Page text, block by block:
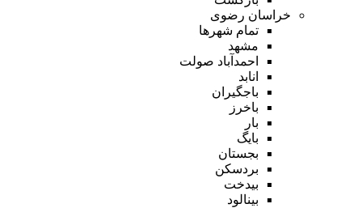
خراسان رضوی
تمام شهر‌ها
مشهد
احمدآباد صولت
انابد
باجگیران
باخرز
بار
بایگ
بجستان
بردسکن
بیدخت
بینالود